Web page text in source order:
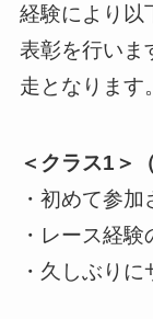
経験により以
表彰を行いま
走となります。
＜クラス1＞
・初めて参
・レース経
・久しぶり